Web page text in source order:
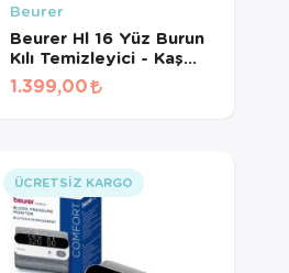
Beurer
Beurer Hl 16 Yüz Burun
Kılı Temizleyici - Kaş
Şekillendirici
1.399,00
ÜCRETSIZ KARGO